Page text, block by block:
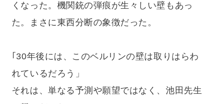
くなった。機関銃の弾痕が生々しい壁もあっ
た。まさに東西分断の象徴だった。
｢30年後には、このベルリンの壁は取りはらわ
れているだろう」
それは、単なる予測や願望ではなく、池田先生